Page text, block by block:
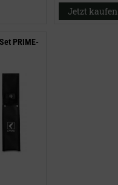
Jetzt kaufen
PRIME-